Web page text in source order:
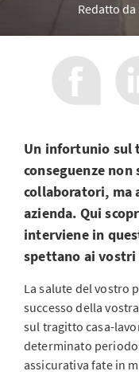
Redatto da
Un infortunio sul
conseguenze
collaboratori, ma
azienda. Qui
interviene in
spettano ai
La salute del vostro
successo della
sul tragitto casa-
determinato
assicurativa fate in